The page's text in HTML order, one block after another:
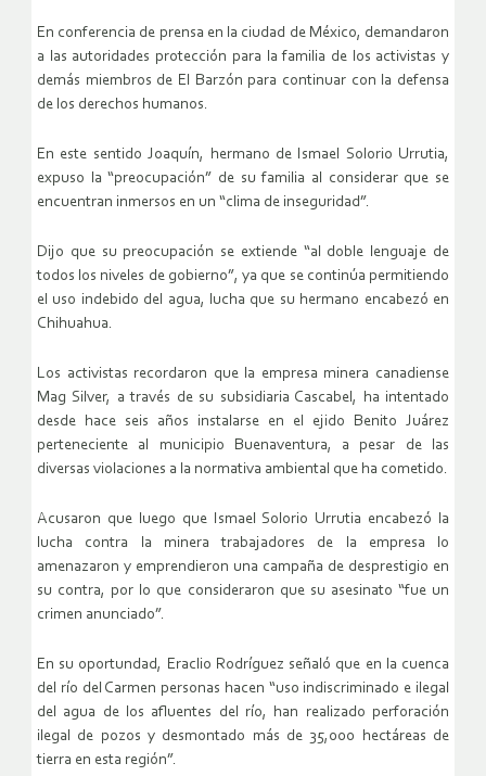
En conferencia de prensa en la ciudad de México, demandaron
a las autoridades protección para la familia de los activistas y
demás miembros de El Barzón para continuar con la defensa
de los derechos humanos.
En este sentido Joaquín, hermano de Ismael Solorio Urrutia,
expuso la “preocupación” de su familia al considerar que se
encuentran inmersos en un “clima de inseguridad”.
Dijo que su preocupación se extiende “al doble lenguaje de
todos los niveles de gobierno”, ya que se continúa permitiendo
el uso indebido del agua, lucha que su hermano encabezó en
Chihuahua.
Los activistas recordaron que la empresa minera canadiense
Mag Silver, a través de su subsidiaria Cascabel, ha intentado
desde hace seis años instalarse en el ejido Benito Juárez
perteneciente al municipio Buenaventura, a pesar de las
diversas violaciones a la normativa ambiental que ha cometido.
Acusaron que luego que Ismael Solorio Urrutia encabezó la
lucha contra la minera trabajadores de la empresa lo
amenazaron y emprendieron una campaña de desprestigio en
su contra, por lo que consideraron que su asesinato “fue un
crimen anunciado”.
En su oportundad, Eraclio Rodríguez señaló que en la cuenca
del río del Carmen personas hacen “uso indiscriminado e ilegal
del agua de los afluentes del río, han realizado perforación
ilegal de pozos y desmontado más de 35,000 hectáreas de
tierra en esta región”.